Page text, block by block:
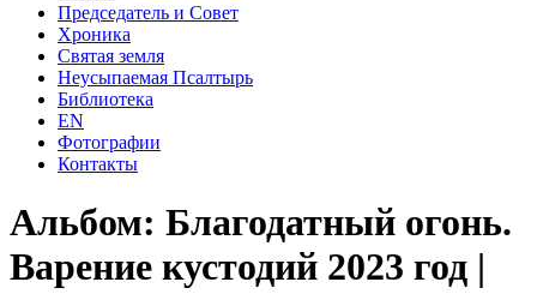
Председатель и Совет
Хроника
Святая земля
Неусыпаемая Псалтырь
Библиотека
EN
Фотографии
Контакты
Альбом: Благодатный огонь.
Варение кустодий 2023 год |